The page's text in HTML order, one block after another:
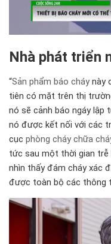
Nhà phát triển
“Sản phẩm báo cháy này
tiên có mặt trên thị
nó sẽ cảnh báo ngáy lập
nó được kết nối với các
cục phòng cháy chữa
tức sau một thời gian trễ
nhìn thấy đám cháy xác
được toàn bộ các thông